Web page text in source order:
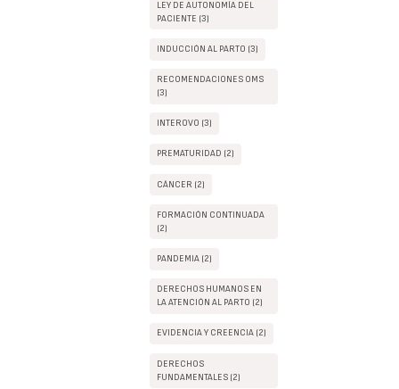
LEY DE AUTONOMÍA DEL
PACIENTE (3)
INDUCCIÓN AL PARTO (3)
RECOMENDACIONES OMS
(3)
INTEROVO (3)
PREMATURIDAD (2)
CÁNCER (2)
FORMACIÓN CONTINUADA
(2)
PANDEMIA (2)
DERECHOS HUMANOS EN
LA ATENCIÓN AL PARTO (2)
EVIDENCIA Y CREENCIA (2)
DERECHOS
FUNDAMENTALES (2)